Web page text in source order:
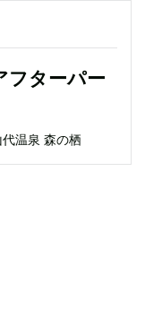
フターパー
温泉 森の栖